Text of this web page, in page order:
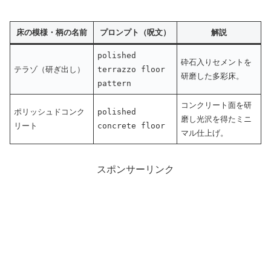
床の模様・柄の名前 プロンプト（呪文） 解説
テラゾ（研ぎ出し）
polished
terrazzo floor
pattern
砕石入りセメントを
研磨した多彩床。
ポリッシュドコンク
リート
polished
concrete floor
コンクリート面を研
磨し光沢を得たミニ
マル仕上げ。
スポンサーリンク